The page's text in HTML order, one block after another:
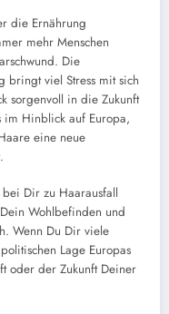
die Ernährung
mehr Menschen
Die
bringt viel Stress mit sich
sorgenvoll in die Zukunft
im Hinblick auf Europa,
eine neue
Dir zu Haarausfall
Wohlbefinden und
Wenn Du Dir viele
Lage Europas
oder der Zukunft Deiner